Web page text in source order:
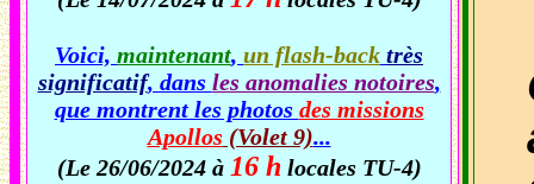
Voici, maintenant, un flash-back très
significatif, dans les anomalies notoires,
que montrent les photos des missions
Apollos (Volet 9)...
(Le 26/06/2024 à 16 h locales TU-4)